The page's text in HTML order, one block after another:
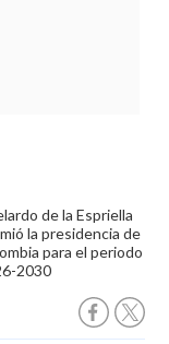
de la Espriella
la presidencia de
para el periodo
2030